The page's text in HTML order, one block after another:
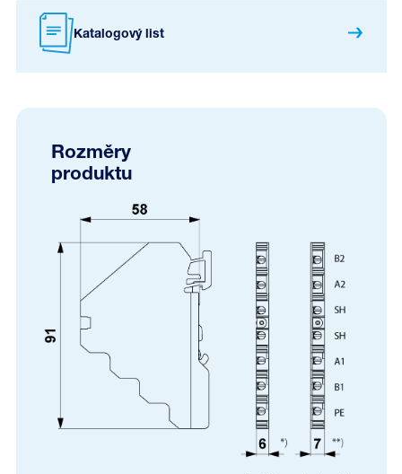
Katalogový list
Rozměry
produktu